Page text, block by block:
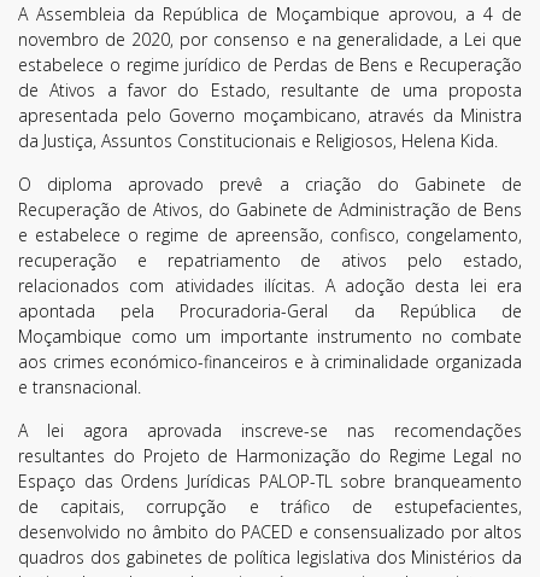
A Assembleia da República de Moçambique aprovou, a 4 de
novembro de 2020, por consenso e na generalidade, a Lei que
estabelece o regime jurídico de Perdas de Bens e Recuperação
de Ativos a favor do Estado, resultante de uma proposta
apresentada pelo Governo moçambicano, através da Ministra
da Justiça, Assuntos Constitucionais e Religiosos, Helena Kida.
O diploma aprovado prevê a criação do Gabinete de
Recuperação de Ativos, do Gabinete de Administração de Bens
e estabelece o regime de apreensão, confisco, congelamento,
recuperação e repatriamento de ativos pelo estado,
relacionados com atividades ilícitas. A adoção desta lei era
apontada pela Procuradoria-Geral da República de
Moçambique como um importante instrumento no combate
aos crimes económico-financeiros e à criminalidade organizada
e transnacional.
A lei agora aprovada inscreve-se nas recomendações
resultantes do Projeto de Harmonização do Regime Legal no
Espaço das Ordens Jurídicas PALOP-TL sobre branqueamento
de capitais, corrupção e tráfico de estupefacientes,
desenvolvido no âmbito do PACED e consensualizado por altos
quadros dos gabinetes de política legislativa dos Ministérios da